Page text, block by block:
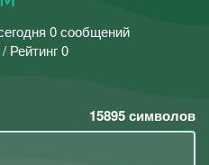
0 сообщений
Рейтинг 0
15895символов